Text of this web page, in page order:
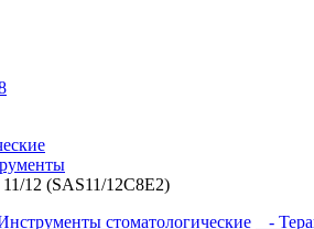
12 (SAS11/12C8E2)
стоматологические -